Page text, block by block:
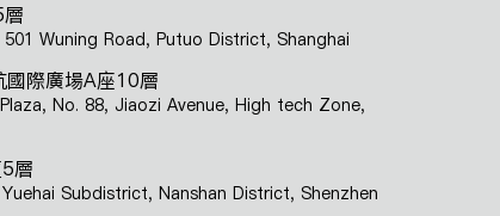
Wuning Road, Putuo District, Shanghai
國際廣場A座10層
No. 88, Jiaozi Avenue, High tech Zone,
層
Subdistrict, Nanshan District, Shenzhen